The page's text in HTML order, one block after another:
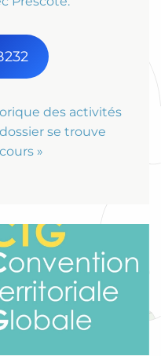
des activités
se trouve
»